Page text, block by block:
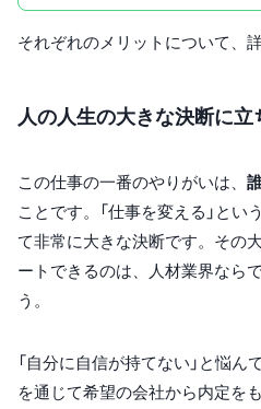
それぞれのメリットについて、
人の人生の大きな決断に立
この仕事の一番のやりがいは、
ことです。「仕事を変える」と
て非常に大きな決断です。その
ートできるのは、人材業界なら
う。
「自分に自信が持てない」と悩
を通じて希望の会社から内定を